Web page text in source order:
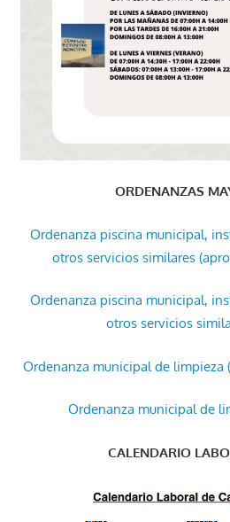
ORDENANZAS
Ordenanza piscina municipal,
otros servicios similares
Ordenanza piscina municipal,
otros servicios
Ordenanza municipal de
Ordenanza municipal de
CALENDARIO